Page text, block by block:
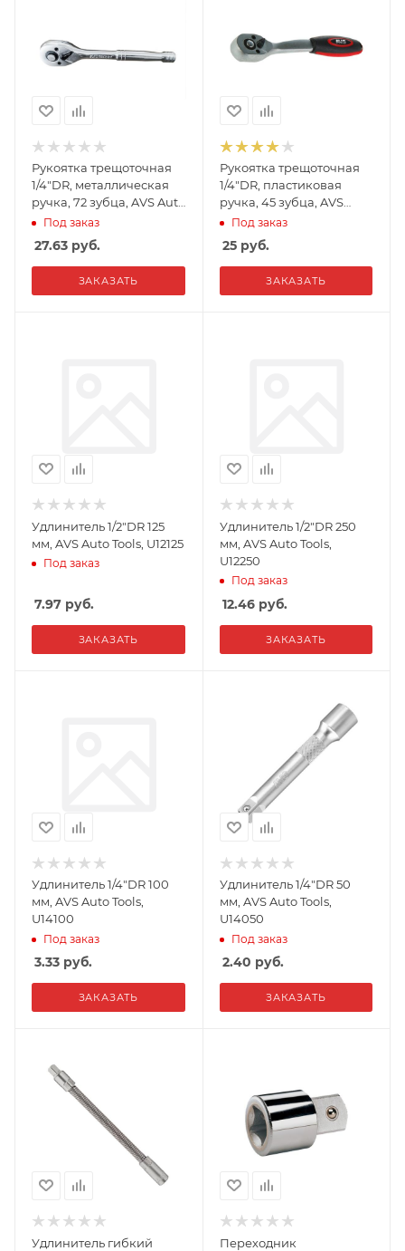
Рукоятка трещоточная
1/4"DR, металлическая
ручка, 72 зубца, AVS Auto
Tools, RH01472
Под заказ
27.63 руб.
ЗАКАЗАТЬ
Рукоятка трещоточная
1/4"DR, пластиковая
ручка, 45 зубца, AVS
Auto Tools, RK11445
Под заказ
25руб.
ЗАКАЗАТЬ
Удлинитель 1/2"DR 125
мм, AVS Auto Tools, U12125
Под заказ
7.97 руб.
ЗАКАЗАТЬ
Удлинитель 1/2"DR 250
мм, AVS Auto Tools,
U12250
Под заказ
12.46руб.
ЗАКАЗАТЬ
Удлинитель 1/4"DR 100
мм, AVS Auto Tools,
U14100
Под заказ
3.33 руб.
ЗАКАЗАТЬ
Удлинитель 1/4"DR 50
мм, AVS Auto Tools,
U14050
Под заказ
2.40 руб.
ЗАКАЗАТЬ
Удлинитель гибкий Переходник